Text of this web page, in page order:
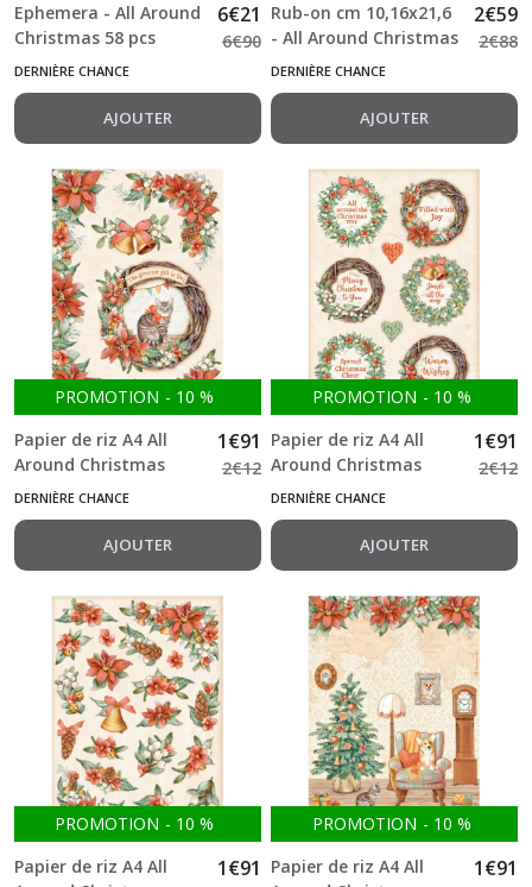
Ephemera - All Around
Christmas 58 pcs
Stamperia
6€21
6€90
DERNIÈRE CHANCE
AJOUTER
Rub-on cm 10,16x21,6
- All Around Christmas
Suitcases Stamperia
2€59
2€88
DERNIÈRE CHANCE
AJOUTER
PROMOTION - 10 %
Papier de riz A4 All
Around Christmas
Garland with Cat
1€91
2€12
DERNIÈRE CHANCE
AJOUTER
PROMOTION - 10 %
Papier de riz A4 All
Around Christmas
Garlands Stamperia
1€91
2€12
DERNIÈRE CHANCE
AJOUTER
PROMOTION - 10 %
Papier de riz A4 All
1€91
PROMOTION - 10 %
Papier de riz A4 All
1€91